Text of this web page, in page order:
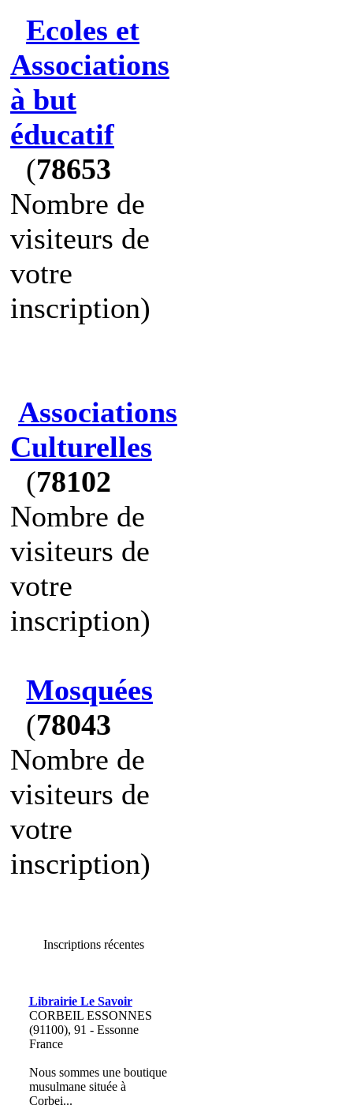
Ecoles et
Associations
à but
éducatif
(78653
Nombre de
visiteurs de
votre
inscription)
Associations
Culturelles
(78102
Nombre de
visiteurs de
votre
inscription)
Mosquées
(78043
Nombre de
visiteurs de
votre
inscription)
Inscriptions récentes
Librairie Le Savoir
CORBEIL ESSONNES
(91100), 91 - Essonne
France
Nous sommes une boutique
musulmane située à
Corbei...